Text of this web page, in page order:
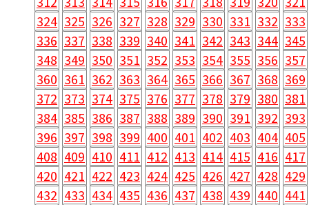
324 325 326 327 328 329 330 331 332 333
336 337 338 339 340 341 342 343 344 345
348 349 350 351 352 353 354 355 356 357
360 361 362 363 364 365 366 367 368 369
372 373 374 375 376 377 378 379 380 381
384 385 386 387 388 389 390 391 392 393
396 397 398 399 400 401 402 403 404 405
408 409 410 411 412 413 414 415 416 417
420 421 422 423 424 425 426 427 428 429
432 433 434 435 436 437 438 439 440 441